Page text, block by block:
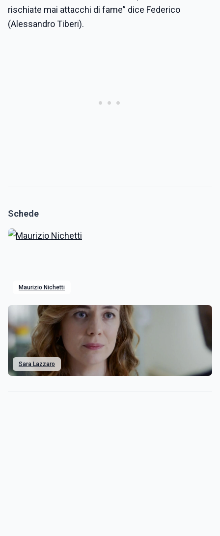
rischiate mai attacchi di fame” dice Federico
(Alessandro Tiberi).
Schede
Maurizio Nichetti
Sara Lazzaro